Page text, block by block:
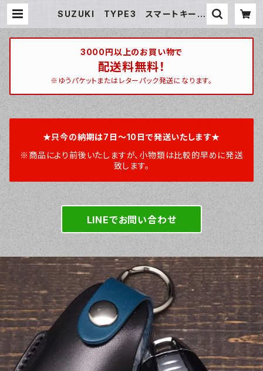
SUZUKI TYPE3 スマートキーケ
メイド 本革レザー スズキ | ハンティ
ントン 宮崎ベース / huntington m
iyazakibase
3000円以上のお買い物で
配送料無料！
※ゆうパケットまたはレターパック発送になります。
★只今の納期は7日～10日で発送いたします★
※商品により前後いたしますが、小物類は比較的早めに発送
致します。
LINEでお問い合わせ